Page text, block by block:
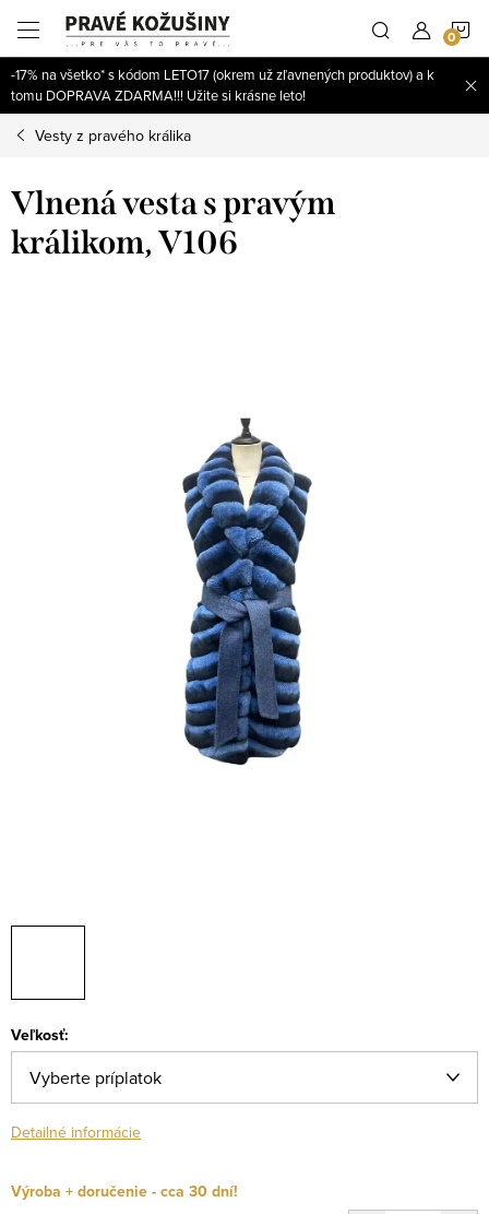
obsah
-17% na všetko* s kódom LETO17 (okrem už zľavnených produktov) a k
tomu DOPRAVA ZDARMA!!! Užite si krásne leto!
Vesty z pravého králika
Vlnená vesta s pravým
králikom, V106
Veľkosť:
Detailné informácie
Výroba + doručenie - cca 30 dní!